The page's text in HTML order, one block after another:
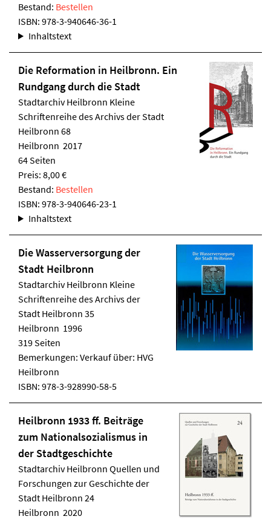
Bestand: Bestellen
ISBN: 978-3-940646-36-1
Inhaltstext
Die Reformation in Heilbronn. Ein
Rundgang durch die Stadt
Stadtarchiv Heilbronn Kleine
Schriftenreihe des Archivs der Stadt
Heilbronn 68
Heilbronn 2017
64 Seiten
Preis: 8,00 €
Bestand: Bestellen
ISBN: 978-3-940646-23-1
Inhaltstext
Die Wasserversorgung der
Stadt Heilbronn
Stadtarchiv Heilbronn Kleine
Schriftenreihe des Archivs der
Stadt Heilbronn 35
Heilbronn 1996
319 Seiten
Bemerkungen: Verkauf über: HVG
Heilbronn
ISBN: 978-3-928990-58-5
Heilbronn 1933 ff. Beiträge
zum Nationalsozialismus in
der Stadtgeschichte
Stadtarchiv Heilbronn Quellen und
Forschungen zur Geschichte der
Stadt Heilbronn 24
Heilbronn 2020